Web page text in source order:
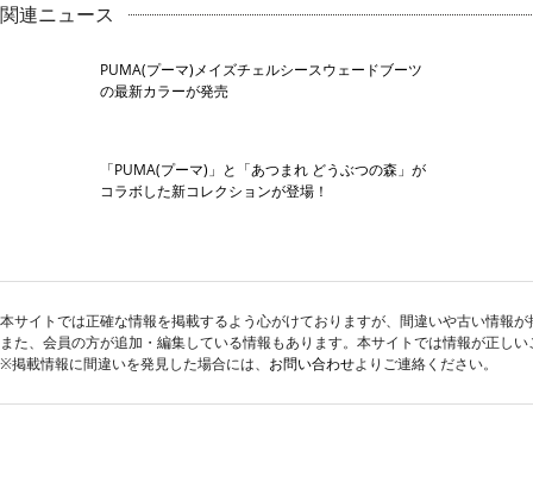
関連ニュース
PUMA(プーマ)メイズチェルシースウェードブーツ
の最新カラーが発売
「PUMA(プーマ)」と「あつまれ どうぶつの森」が
コラボした新コレクションが登場！
本サイトでは正確な情報を掲載するよう心がけておりますが、間違いや古い情報
また、会員の方が追加・編集している情報もあります。本サイトでは情報が正し
※掲載情報に間違いを発見した場合には、 お問い合わせよりご連絡ください。